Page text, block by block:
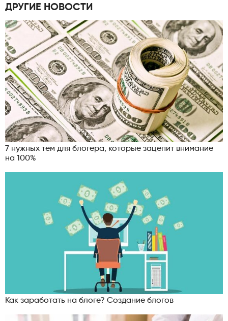
ДРУГИЕ НОВОСТИ
7 нужных тем для блогера, которые зацепит внимание
на 100%
Как заработать на блоге? Создание блогов